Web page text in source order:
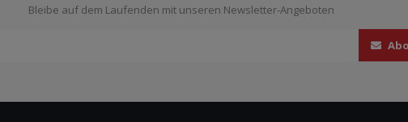
Bleibe auf dem Laufenden mit unseren Newsletter-Angeboten